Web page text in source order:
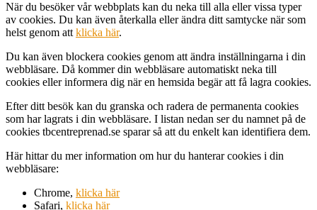
När du besöker vår webbplats kan du neka till alla eller vissa typer
av cookies. Du kan även återkalla eller ändra ditt samtycke när som
helst genom att klicka här.
Du kan även blockera cookies genom att ändra inställningarna i din
webbläsare. Då kommer din webbläsare automatiskt neka till
cookies eller informera dig när en hemsida begär att få lagra cookies.
Efter ditt besök kan du granska och radera de permanenta cookies
som har lagrats i din webbläsare. I listan nedan ser du namnet på de
cookies tbcentreprenad.se sparar så att du enkelt kan identifiera dem.
Här hittar du mer information om hur du hanterar cookies i din
webbläsare:
Chrome, klicka här
Safari, klicka här